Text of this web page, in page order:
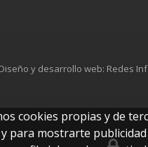
Diseño y desarrollo web: Redes
cookies propias y de
para mostrarte